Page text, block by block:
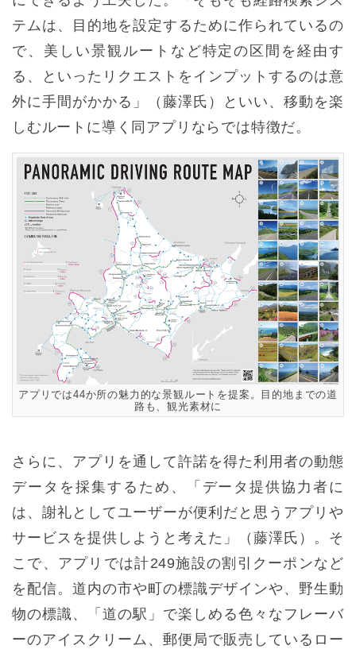
テムは、目的地を設定するために作られているの
で、美しい景観ルートなど特定の区間を経由す
る、といったリクエストをインプットするのは意
外に手間がかかる」（藤澤氏）といい、移動を楽
しむルートに導く同アプリならでは特徴だ。
アプリでは44か所の魅力的な景観ルートを提案。目的地までの道
路も、観光素材に
さらに、アプリを通して許諾を得た利用者の動態
データを採集するため、「データ提供協力者に
は、謝礼としてユーザーが便利だと思うアプリや
サービスを提供しようと考えた」（藤澤氏）。そ
こで、アプリでは計249施設の割引クーポンなど
を配信。道内の市や町の標識デザインや、野生動
物の標識、「道の駅」で楽しめる色々なフレーバ
ーのアイスクリーム、郵便局で販売しているロー